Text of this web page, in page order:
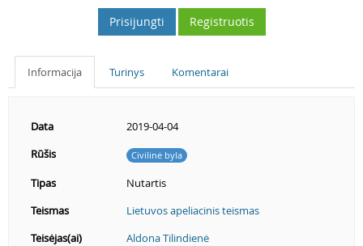
Prisijungti Registruotis
Informacija Turinys Komentarai
Data
2019-04-04
Rūšis
Civilinė byla
Tipas
Nutartis
Teismas
Lietuvos apeliacinis teismas
Teisėjas(ai)
Aldona Tilindienė